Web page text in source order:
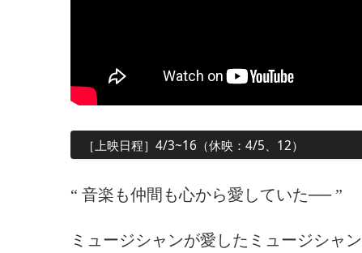
［上映日程］4/3~16（休映：4/5、12）
“ 音楽も仲間も心から愛していた── ”
ミュージシャンが愛したミュージシャ